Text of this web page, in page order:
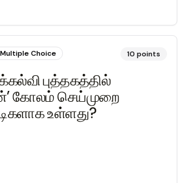
Multiple Choice 10 points
புத்தகத்தில்
கோலம் செய்முறை
உள்ளது?